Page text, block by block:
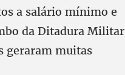
a salário mínimo e
da Ditadura Militar
geraram muitas